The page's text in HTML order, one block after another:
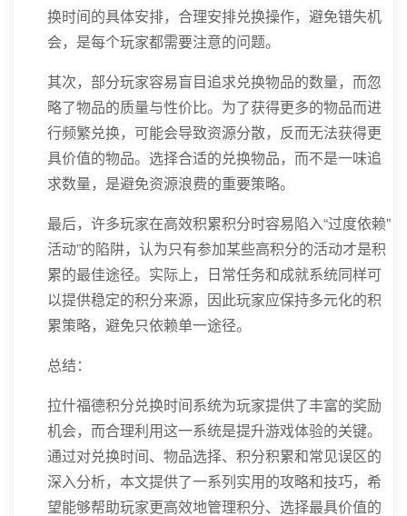
换时间的具体安排，合理安排兑换操作，避免错失机
会，是每个玩家都需要注意的问题。
其次，部分玩家容易盲目追求兑换物品的数量，而忽
略了物品的质量与性价比。为了获得更多的物品而进
行频繁兑换，可能会导致资源分散，反而无法获得更
具价值的物品。选择合适的兑换物品，而不是一味追
求数量，是避免资源浪费的重要策略。
最后，许多玩家在高效积累积分时容易陷入“过度依赖”
活动”的陷阱，认为只有参加某些高积分的活动才是积
累的最佳途径。实际上，日常任务和成就系统同样可
以提供稳定的积分来源，因此玩家应保持多元化的积
累策略，避免只依赖单一途径。
总结：
拉什福德积分兑换时间系统为玩家提供了丰富的奖励
机会，而合理利用这一系统是提升游戏体验的关键。
通过对兑换时间、物品选择、积分积累和常见误区的
深入分析，本文提供了一系列实用的攻略和技巧，希
望能够帮助玩家更高效地管理积分、选择最具价值的